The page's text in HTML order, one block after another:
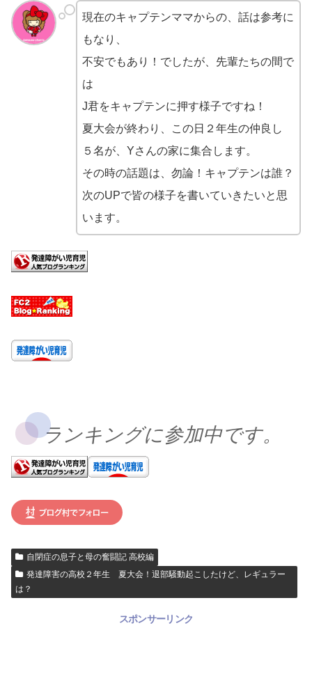
現在のキャプテンママからの、話は参考に
もなり、
不安でもあり！でしたが、先輩たちの間で
は
J君をキャプテンに押す様子ですね！
夏大会が終わり、この日２年生の仲良し
５名が、Yさんの家に集合します。
その時の話題は、勿論！キャプテンは誰？
次のUPで皆の様子を書いていきたいと思
います。
ランキングに参加中です。
自閉症の息子と母の奮闘記 高校編
発達障害の高校２年生 夏大会！退部騒動起こしたけど、レギュラー
は？
スポンサーリンク